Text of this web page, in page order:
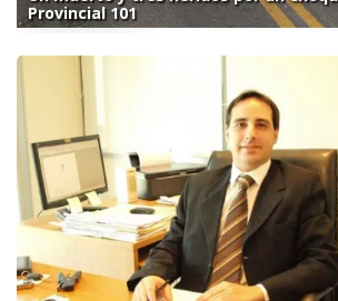
Provincial 101